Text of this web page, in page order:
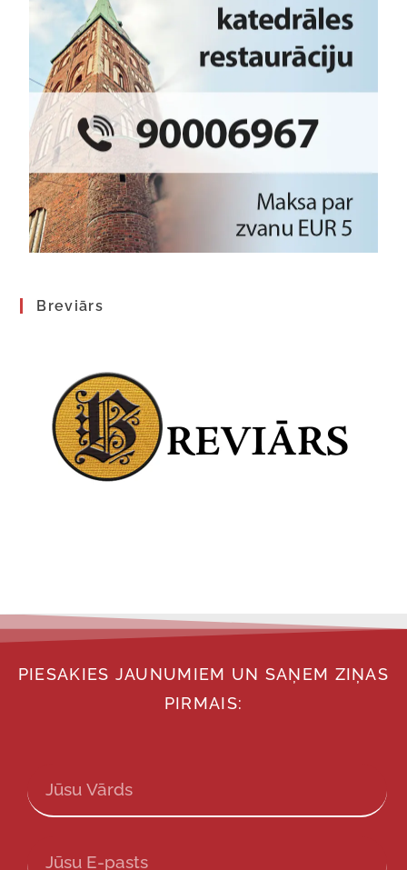
Breviārs
PIESAKIES JAUNUMIEM UN SAŅEM ZIŅAS
PIRMAIS: